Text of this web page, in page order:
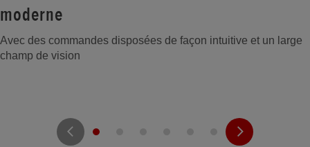
moderne
Avec des commandes disposées de façon intuitive et un large
champ de vision